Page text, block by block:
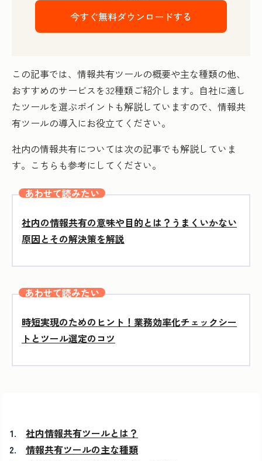
今すぐ無料ダウンロードする
この記事では、情報共有ツールの概要や主な種類の他、
おすすめのサービスを32種類ご紹介します。自社に適し
たツールを選ぶポイントも解説していますので、情報共
有ツールの導入にお役立てください。
社内の情報共有については次の記事でも解説していま
す。こちらも参考にしてください。
あわせて読みたい
社内の情報共有の意味や目的とは？うまくいかない
原因とその解決策を解説
あわせて読みたい
時短実現のためのヒント！業務効率化チェックシー
トとツール選定のコツ
社内情報共有ツールとは？
情報共有ツールの主な種類